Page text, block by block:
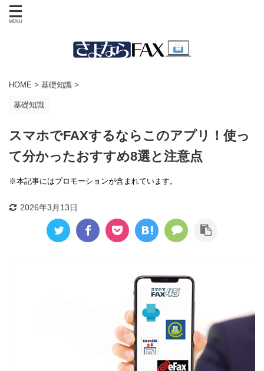
HOME > 基礎知識 >
基礎知識
スマホでFAXするならこのアプリ！使っ
て分かったおすすめ8選と注意点
※本記事にはプロモーションが含まれています。
2026年3月13日